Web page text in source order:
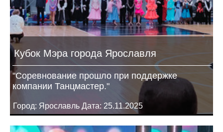
Кубок Мэра города Ярославля
"Соревнование прошло при поддержке
компании Танцмастер."
Город: Ярославль Дата: 25.11.2025